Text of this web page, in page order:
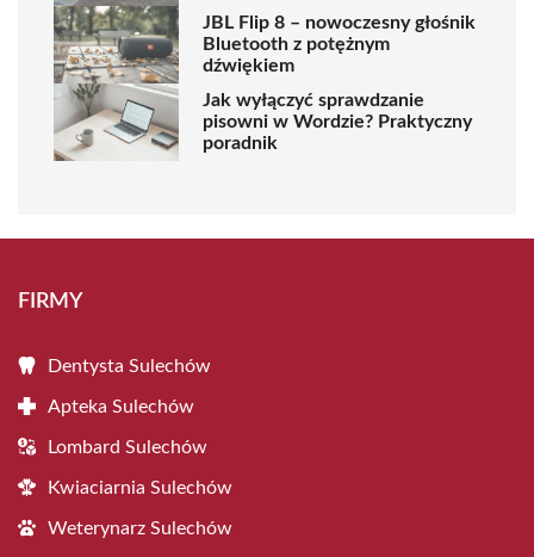
JBL Flip 8 – nowoczesny głośnik
Bluetooth z potężnym
dźwiękiem
Jak wyłączyć sprawdzanie
pisowni w Wordzie? Praktyczny
poradnik
FIRMY
Dentysta Sulechów
Apteka Sulechów
Lombard Sulechów
Kwiaciarnia Sulechów
Weterynarz Sulechów